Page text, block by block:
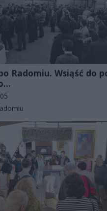
Radomiu. Wsiąść do